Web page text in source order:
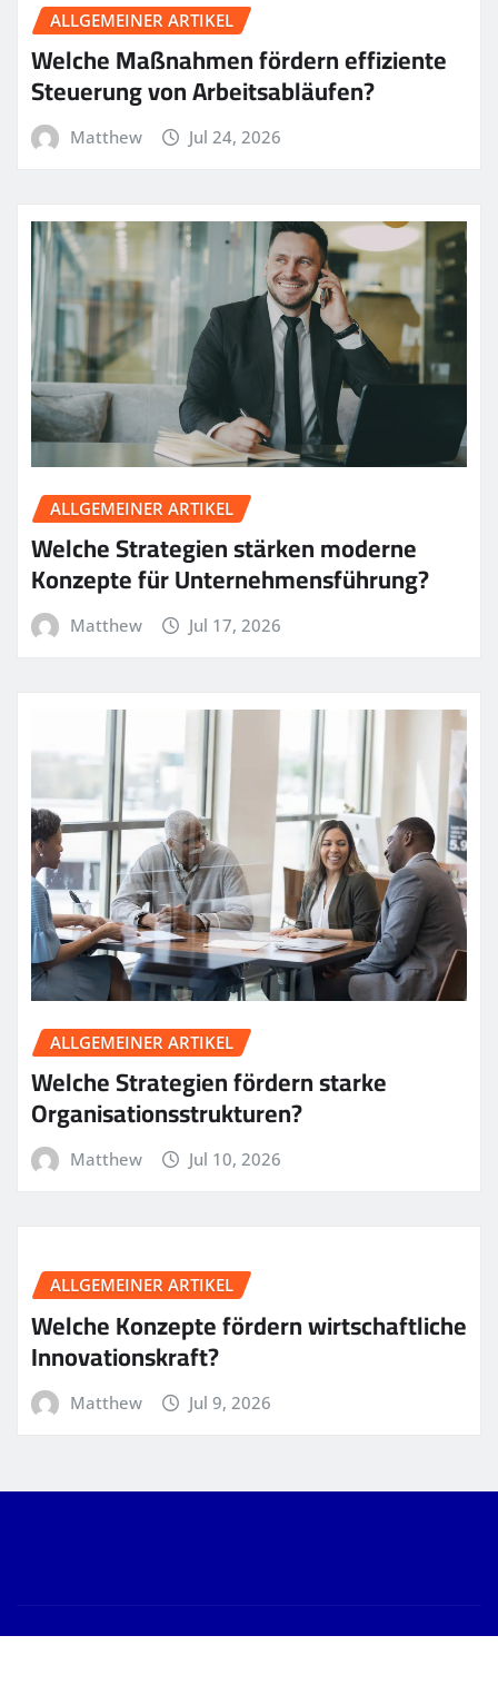
ALLGEMEINER ARTIKEL
Welche Maßnahmen fördern effiziente
Steuerung von Arbeitsabläufen?
Matthew Jul 24, 2026
ALLGEMEINER ARTIKEL
Welche Strategien stärken moderne
Konzepte für Unternehmensführung?
Matthew Jul 17, 2026
ALLGEMEINER ARTIKEL
Welche Strategien fördern starke
Organisationsstrukturen?
Matthew Jul 10, 2026
ALLGEMEINER ARTIKEL
Welche Konzepte fördern wirtschaftliche
Innovationskraft?
Matthew Jul 9, 2026